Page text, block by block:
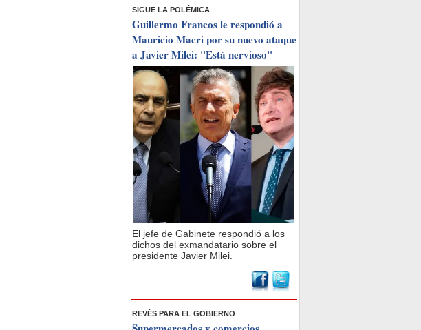
SIGUE LA POLÉMICA
Guillermo Francos le respondió a
Mauricio Macri por su nuevo ataque
a Javier Milei: "Está nervioso"
El jefe de Gabinete respondió a los
dichos del exmandatario sobre el
presidente Javier Milei.
REVÉS PARA EL GOBIERNO